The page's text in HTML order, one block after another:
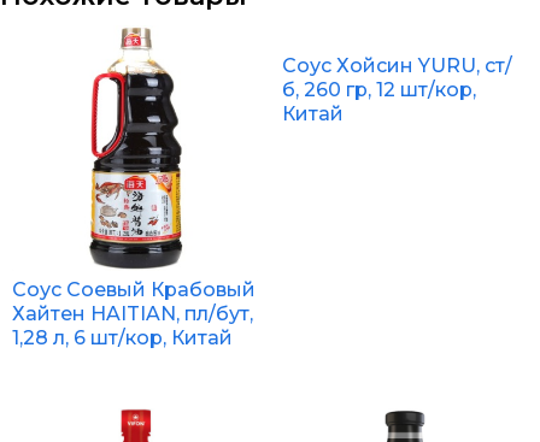
Соус Соевый Крабовый
Хайтен HAITIAN, пл/бут,
1,28 л, 6 шт/кор, Китай
Соус Хойсин YURU, ст/
б, 260 гр, 12 шт/кор,
Китай